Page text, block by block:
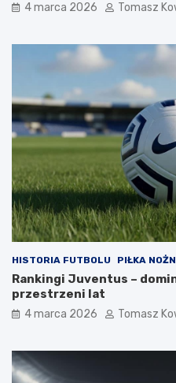
4 marca 2026 Tomasz
HISTORIA FUTBOLU PIŁKA
Rankingi Juventus –
przestrzeni lat
4 marca 2026 Tomasz